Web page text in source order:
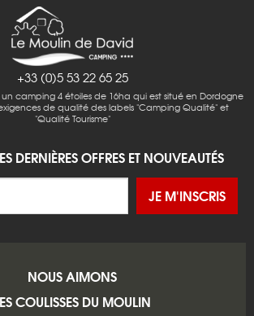
+33 (0)5 53 22 65 25
camping 4 étoiles de 16ha qui est situé en Dordogne
de qualité des labels "Camping Qualité" et
"Qualité Tourisme"
DERNIÈRES OFFRES ET NOUVEAUTÉS
JE M'INSCRIS
NOUS AIMONS
COULISSES DU MOULIN